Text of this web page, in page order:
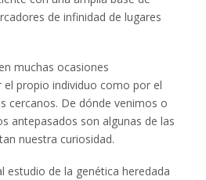
de infinidad de lugares
muchas ocasiones
propio individuo como por el
cercanos. De dónde venimos o
antepasados son algunas de las
nuestra curiosidad.
estudio de la genética heredada